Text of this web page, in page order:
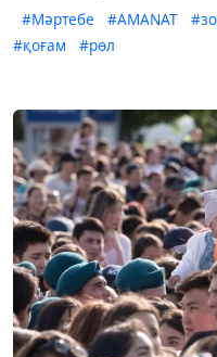
#Мәртебе #AMANAT
#қоғам
#рөл